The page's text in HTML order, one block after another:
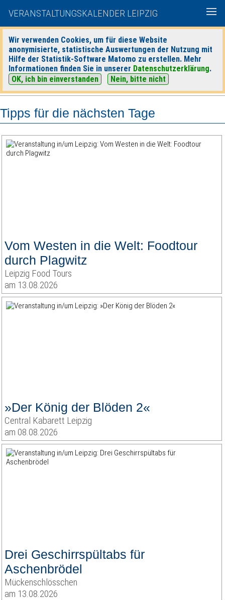
VERANSTALTUNGSKALENDER LEIPZIG
Wir verwenden Cookies, um für diese Website
anonymisierte, statistische Auswertungen der Nutzung mit
Hilfe der Statistik-Software Matomo zu erstellen. Mehr
Informationen finden Sie in unserer Datenschutzerklärung.
OK, ich bin einverstanden
Nein, bitte nicht
heute|morgen| Detaillierte Suche
Tipps für die nächsten Tage
Vom Westen in die Welt: Foodtour
durch Plagwitz
Leipzig Food Tours
am 13.08.2026
»Der König der Blöden 2«
Central Kabarett Leipzig
am 08.08.2026
Drei Geschirrspültabs für
Aschenbrödel
Mückenschlösschen
am 13.08.2026